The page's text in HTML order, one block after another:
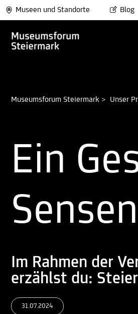
Museen und Standorte Blog
Museumsforum Steiermark > Unser
Ein
Im Rahmen der
erzählst du:
31.07.2024